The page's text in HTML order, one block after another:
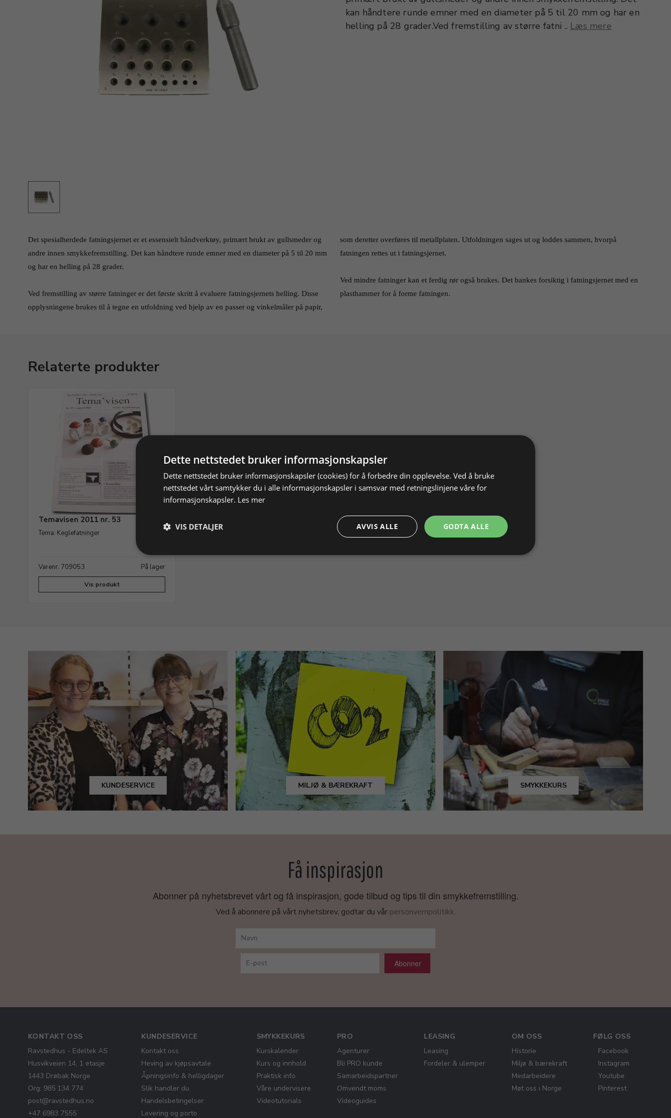
kan håndtere runde emner med en diameter på 5 til 20 mm og har en
helling på 28 grader.Ved fremstilling av større fatni .. Læs mere
Det spesialherdede fatningsjernet er et essensielt håndverktøy, primært brukt av gullsmeder og
andre innen smykkefremstilling. Det kan håndtere runde emner med en diameter på 5 til 20 mm
og har en helling på 28 grader.
Ved fremstilling av større fatninger er det første skritt å evaluere fatningsjernets helling. Disse
opplysningene brukes til å tegne en utfoldning ved hjelp av en passer og vinkelmåler på papir,
som deretter overføres til metallplaten. Utfoldningen sages ut og loddes sammen, hvorpå
fatningen rettes ut i fatningsjernet.
Ved mindre fatninger kan et ferdig rør også brukes. Det bankes forsiktig i fatningsjernet med en
plasthammer for å forme fatningen.
Relaterte produkter
Temavisen 2011 nr. 53
Tema: Keglefatninger
Varenr. 709053 På lager
Vis produkt
KUNDESERVICE MILJØ & BÆREKRAFT SMYKKEKURS
Få inspirasjon
Abonner på nyhetsbrevet vårt og få inspirasjon, gode tilbud og tips til din smykkefremstilling.
Ved å abonnere på vårt nyhetsbrev, godtar du vår personvernpolitikk.
Abonner
KONTAKT OSS
Ravstedhus - Edeltek AS
Husvikveien 14, 1 etasje
1443 Drøbak Norge
Org: 985 134 774
post@ravstedhus.no
+47 6983 7555
KUNDESERVICE
Kontakt oss
Heving av kjøpsavtale
Åpningsinfo & helligdager
Slik handler du
Handelsbetingelser
Levering og porto
SMYKKEKURS
Kurskalender
Kurs og innhold
Praktisk info
Våre undervisere
Videotutorials
PRO
Agenturer
Bli PRO kunde
Samarbeidspartner
Omvendt moms
Videoguides
LEASING
Leasing
Fordeler & ulemper
OM OSS
Historie
Miljø & bærekraft
Medarbeidere
Møt oss i Norge
FØLG OSS
Facebook
Instagram
Youtube
Pinterest
Dette nettstedet bruker informasjonskapsler
Dette nettstedet bruker informasjonskapsler (cookies) for å forbedre din opplevelse. Ved å bruke
nettstedet vårt samtykker du i alle informasjonskapsler i samsvar med retningslinjene våre for
informasjonskapsler. Les mer
GODTA ALLE
AVVIS ALLE
VIS DETALJER